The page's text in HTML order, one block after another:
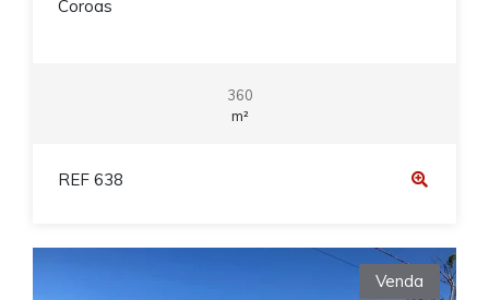
Coroas
360
m²
REF 638
Venda